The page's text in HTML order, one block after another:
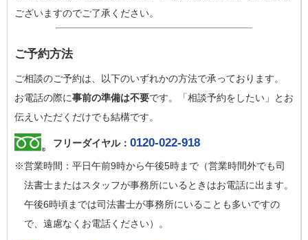
ございますのでご了承ください。
ご予約方法
ご相談のご予約は、以下のいずれかの方法で承っております。
お電話の際に事前の準備は不要です。「相談予約をしたい」とお
伝えいただくだけでも結構です。
フリーダイヤル： 0120-022-918
※営業時間：平日午前9時から午後5時まで（営業時間外でも司
法書士またはスタッフが事務所にいるときはお電話に出ます。
午後6時頃までは司法書士が事務所にいることも多いですの
で、遠慮なくお電話ください）。